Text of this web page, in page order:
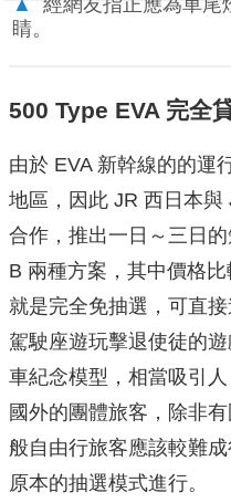
▲
經網友指正應為車尾
睛。
500 Type EVA 完全
由於 EVA 新幹線的的運
地區，因此 JR 西日本
合作，推出一日～三日
B 兩種方案，其中價格
就是完全免抽選，可直
駕駛座遊玩擊退使徒的
車紀念模型，相當吸引
國外的團體旅客，除非
般自由行旅客應該較難
原本的抽選模式進行。